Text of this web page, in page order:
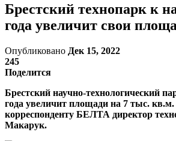
Брестский технопарк к
года увеличит свои
Опубликовано Дек 15, 2022
245
Поделится
Брестский научно-технологический
года увеличит площади на 7 тыс.
корреспонденту БЕЛТА директор
Макарук.